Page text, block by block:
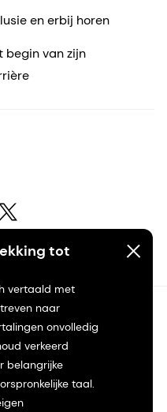
tot
vertaald met
naar
onvolledig
verkeerd
belangrijke
taal.
en erbij horen
begin van zijn
voorbehouden.